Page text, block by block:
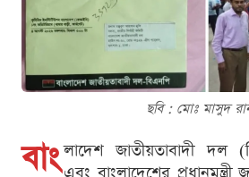
ছবি : মোঃ মাসুদ
বাং লাদেশ জাতীয়তাবাদী দল